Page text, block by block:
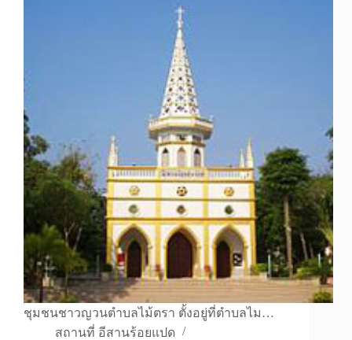
ชุมชนชาวญวนตำบลไม้ตรา ตั้งอยู่ที่ตำบลไม…
สถานที่ อีสานร้อยแปด